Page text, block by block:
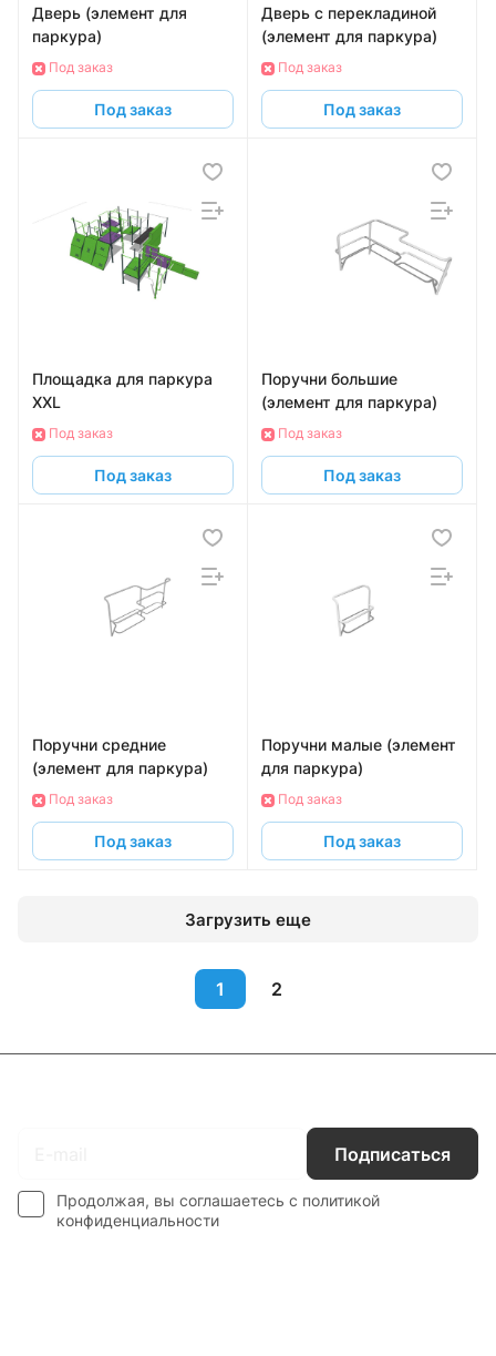
Дверь (элемент для
паркура)
Под заказ
Под заказ
Дверь с перекладиной
(элемент для паркура)
Под заказ
Под заказ
Площадка для паркура
XXL
Под заказ
Под заказ
Поручни большие
(элемент для паркура)
Под заказ
Под заказ
Поручни средние
(элемент для паркура)
Под заказ
Под заказ
Поручни малые (элемент
для паркура)
Под заказ
Под заказ
Загрузить еще
1 2
Подписаться
Продолжая, вы соглашаетесь с политикой
конфиденциальности